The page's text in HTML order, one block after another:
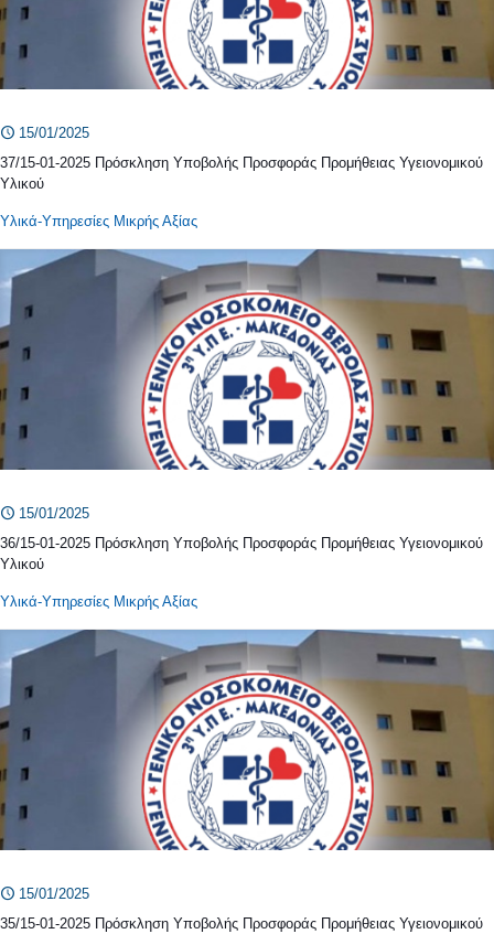
15/01/2025
37/15-01-2025 Πρόσκληση Υποβολής Προσφοράς Προμήθειας Υγειονομικού
Υλικού
Υλικά-Υπηρεσίες Μικρής Αξίας
15/01/2025
36/15-01-2025 Πρόσκληση Υποβολής Προσφοράς Προμήθειας Υγειονομικού
Υλικού
Υλικά-Υπηρεσίες Μικρής Αξίας
15/01/2025
35/15-01-2025 Πρόσκληση Υποβολής Προσφοράς Προμήθειας Υγειονομικού